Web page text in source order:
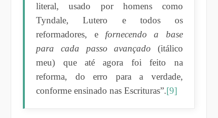
literal, usado por homens como
Tyndale, Lutero e todos os
reformadores, e fornecendo a base
para cada passo avançado (itálico
meu) que até agora foi feito na
reforma, do erro para a verdade,
conforme ensinado nas Escrituras”.[9]